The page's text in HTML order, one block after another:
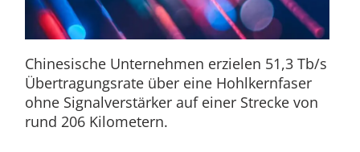
Chinesische Unternehmen erzielen 51,3 Tb/s
Übertragungsrate über eine Hohlkernfaser
ohne Signalverstärker auf einer Strecke von
rund 206 Kilometern.